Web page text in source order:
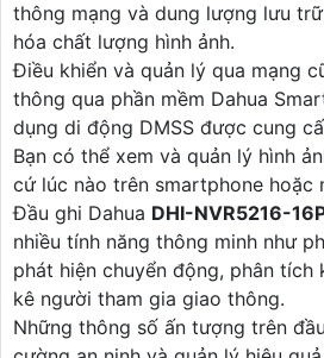
thông mạng và dung lượng lưu
hóa chất lượng hình ảnh.
Điều khiển và quản lý qua mạng
thông qua phần mềm Dahua
dụng di động DMSS được cung
Bạn có thể xem và quản lý hình
cứ lúc nào trên smartphone hoặc
Đầu ghi Dahua DHI-NVR5216-
nhiều tính năng thông minh như
phát hiện chuyển động, phân tích
kê người tham gia giao thông.
Những thông số ấn tượng trên